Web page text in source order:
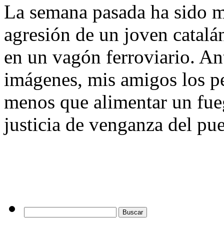
La semana pasada ha sido
agresión de un joven
en un vagón ferroviario.
imágenes, mis amigos los
menos que alimentar un
justicia de venganza del